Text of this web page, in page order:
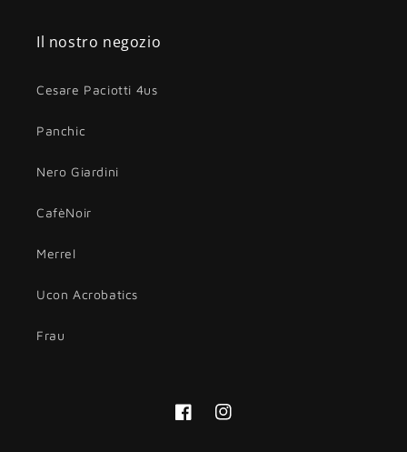
Il nostro negozio
Cesare Paciotti 4us
Panchic
Nero Giardini
CafèNoir
Merrel
Ucon Acrobatics
Frau
FacebookInstagram